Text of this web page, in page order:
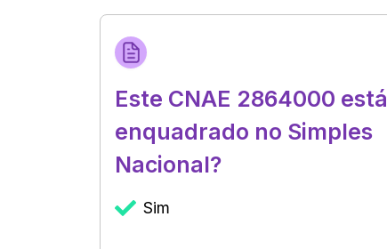
Este CNAE 2864000 está
enquadrado no Simples
Nacional?
Sim